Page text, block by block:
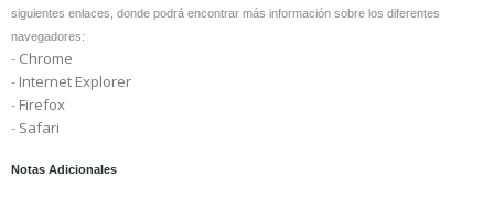
siguientes enlaces, donde podrá encontrar más información sobre los diferentes
navegadores:
- Chrome
- Internet Explorer
- Firefox
- Safari
Notas Adicionales